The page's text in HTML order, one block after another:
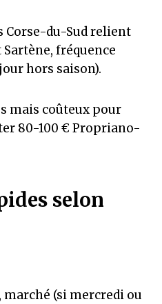
Corse-du-Sud relient
fréquence
hors saison).
mais coûteux pour
80-100 € Propriano-
selon
(si mercredi ou